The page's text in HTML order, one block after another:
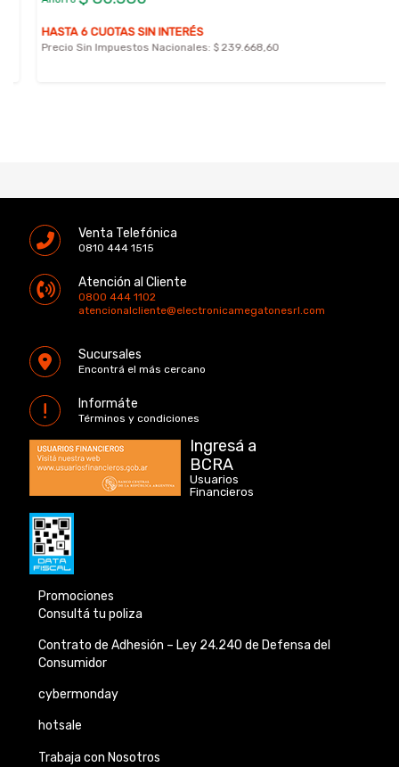
HASTA 6 CUOTAS SIN INTERÉS
Precio Sin Impuestos Nacionales:$ 239.668,60
Venta Telefónica
0810 444 1515
Atención al Cliente
0800 444 1102
atencionalcliente@electronicamegatonesrl.com
Sucursales
Encontrá el más cercano
Informáte
Términos y condiciones
Ingresá a
BCRA
Usuarios
Financieros
Promociones
Consultá tu poliza
Contrato de Adhesión – Ley 24.240 de Defensa del
Consumidor
cybermonday
hotsale
Trabaja con Nosotros